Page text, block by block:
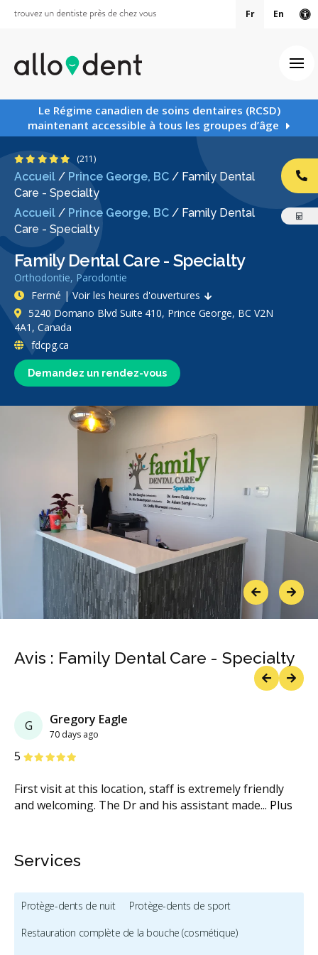
Fr En
Le Régime canadien de soins dentaires (RCSD)
maintenant accessible à tous les groupes d’âge
Accueil / Prince George, BC / Family Dental
Care - Specialty
Accueil / Prince George, BC / Family Dental
Care - Specialty
Family Dental Care - Specialty
Orthodontie, Parodontie
4.9 étoiles
(211)
Demandez un rendez-vous
Fermé | Voir les heures d'ouvertures
5240 Domano Blvd Suite 410, Prince George, BC V2N
4A1, Canada
fdcpg.ca
PreviousNext
Avis : Family Dental Care - Specialty
G Gregory Eagle
70 days ago
5 étoiles
First visit at this location, staff is extremely friendly
and welcoming. The Dr and his assistant made... Plus
étoiles
étoiles
étoiles
étoiles
Services
Protège-dents de nuit
Protège-dents de sport
Restauration complète de la bouche (cosmétique)